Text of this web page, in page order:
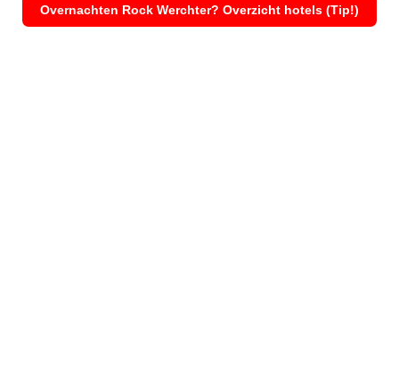
Overnachten Rock Werchter? Overzicht hotels (Tip!)